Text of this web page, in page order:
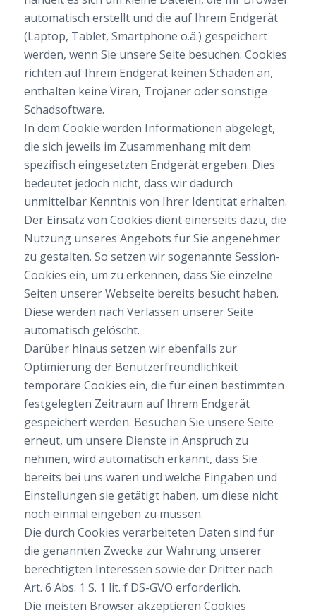
automatisch erstellt und die auf Ihrem Endgerät
(Laptop, Tablet, Smartphone o.ä.) gespeichert
werden, wenn Sie unsere Seite besuchen. Cookies
richten auf Ihrem Endgerät keinen Schaden an,
enthalten keine Viren, Trojaner oder sonstige
Schadsoftware.
In dem Cookie werden Informationen abgelegt,
die sich jeweils im Zusammenhang mit dem
spezifisch eingesetzten Endgerät ergeben. Dies
bedeutet jedoch nicht, dass wir dadurch
unmittelbar Kenntnis von Ihrer Identität erhalten.
Der Einsatz von Cookies dient einerseits dazu, die
Nutzung unseres Angebots für Sie angenehmer
zu gestalten. So setzen wir sogenannte Session-
Cookies ein, um zu erkennen, dass Sie einzelne
Seiten unserer Webseite bereits besucht haben.
Diese werden nach Verlassen unserer Seite
automatisch gelöscht.
Darüber hinaus setzen wir ebenfalls zur
Optimierung der Benutzerfreundlichkeit
temporäre Cookies ein, die für einen bestimmten
festgelegten Zeitraum auf Ihrem Endgerät
gespeichert werden. Besuchen Sie unsere Seite
erneut, um unsere Dienste in Anspruch zu
nehmen, wird automatisch erkannt, dass Sie
bereits bei uns waren und welche Eingaben und
Einstellungen sie getätigt haben, um diese nicht
noch einmal eingeben zu müssen.
Die durch Cookies verarbeiteten Daten sind für
die genannten Zwecke zur Wahrung unserer
berechtigten Interessen sowie der Dritter nach
Art. 6 Abs. 1 S. 1 lit. f DS-GVO erforderlich.
Die meisten Browser akzeptieren Cookies